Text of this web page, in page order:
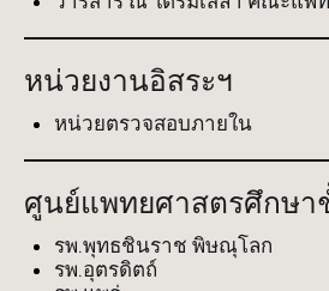
หน่วยงานอิสระฯ
หน่วยตรวจสอบภายใน
ศูนย์แพทยศาสตรศึกษา
รพ.พุทธชินราช พิษณุโลก
รพ.อุตรดิตถ์